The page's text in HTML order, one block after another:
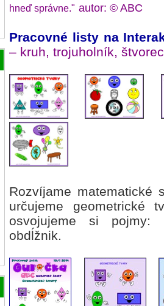
hneď správne." autor: © ABC
Pracovné listy na
– kruh, trojuholník,
Rozvíjame matematické
určujeme geometrické
osvojujeme si pojmy:
obdĺžnik.